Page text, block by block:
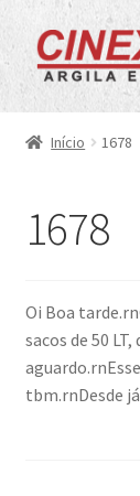
Pular
para
navegação
Pular
para
Home
3222
1506
0500
Início 1678
1678
Oi Boa
sacos de 50
tbm.rnDesde